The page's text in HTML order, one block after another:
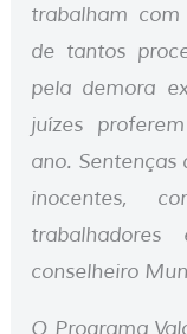
trabalham
de tantos
pela demora
juízes
ano. Sentenças
inocentes,
conselheiro
O Programa